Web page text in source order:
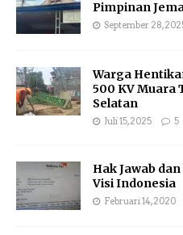
Pimpinan
September 28,
Warga
500 KV Muara
Selatan
Juli 15, 2025 5
Hak Jawab
Visi Indonesia
Februari 14, 2020